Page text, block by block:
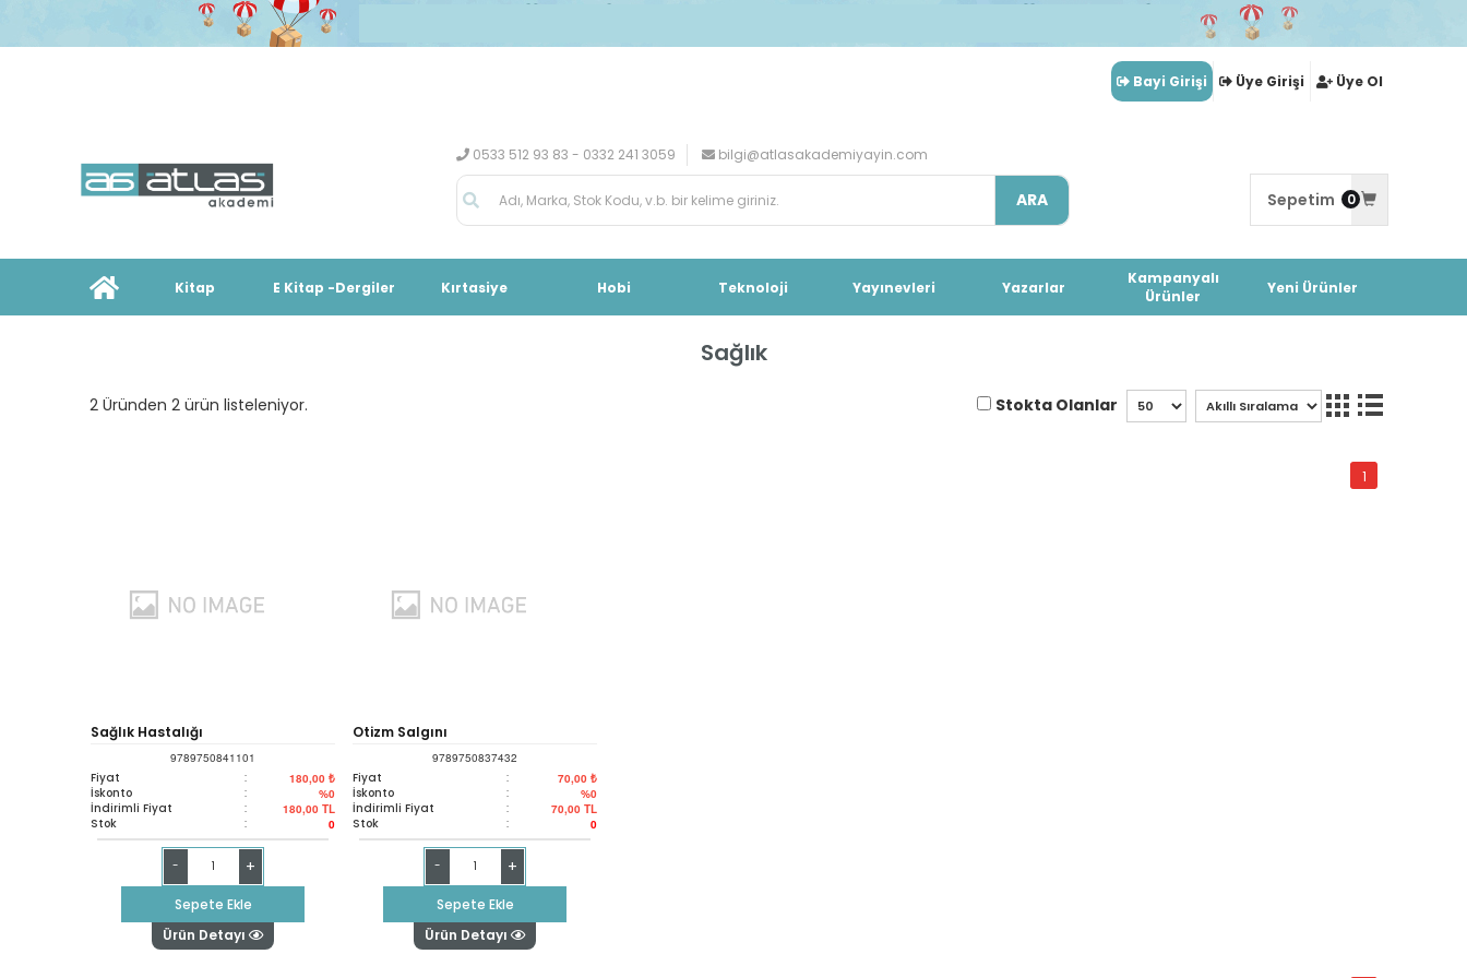
Bayi Girişi Üye Girişi Üye Ol
0533 512 93 83 - 0332 241 3059 bilgi@atlasakademiyayin.com
ARA Sepetim 0
Kitap E Kitap -Dergiler Kırtasiye Hobi Teknoloji Yayınevleri Yazarlar
Kampanyalı
Ürünler
Yeni Ürünler
Sağlık
2 Üründen 2 ürün listeleniyor. Stokta Olanlar
1
Sağlık Hastalığı
9789750841101
Fiyat : 180,00 ₺
İskonto : %0
İndirimli Fiyat : 180,00 TL
Stok : 0
- +
Sepete Ekle
Ürün Detayı
Otizm Salgını
9789750837432
Fiyat : 70,00 ₺
İskonto : %0
İndirimli Fiyat : 70,00 TL
Stok : 0
- +
Sepete Ekle
Ürün Detayı